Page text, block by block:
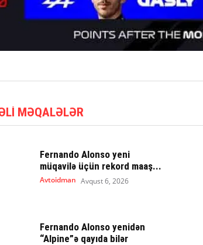
MƏQALƏLƏR
Fernando Alonso yeni
müqavilə üçün rekord maaş...
Avtoidman Avqust 6, 2026
Fernando Alonso yenidən
“Alpine”ə qayıda bilər